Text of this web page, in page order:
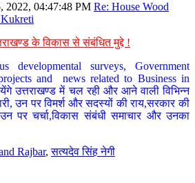
2022, 04:47:48 PM Re: House Wood
के विकास से संबंधित मुद्दे !
developmental surveys, Government
and news related to Business in
उत्तराखण्ड में चल रही और आने वाली विभिन्न
उन पर विमर्श और सदस्यों की राय,सरकार की
पर चर्चा,विकास संबंधी समाचार और उनका
Rajbar,सत्यदेव सिंह नेगी